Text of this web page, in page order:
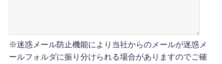
※迷惑メール防止機能により当社からのメールが迷惑メ
ールフォルダに振り分けられる場合がありますのでご確